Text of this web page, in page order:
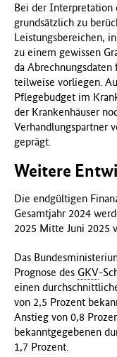
Bei der Interpretation
grundsätzlich zu
Leistungsbereichen,
zu einem gewissen
da
teilweise vorliegen.
Pflegebudget im
der Krankenhäuser
Verhandlungspartner
geprägt.
Weitere
Die endgültigen
Gesamtjahr 2024
2025 Mitte Juni 2025
Das
Prognose des GKV-
einen
von 2,5 Prozent
Anstieg von 0,8
bekanntgegebenen
1,7 Prozent.